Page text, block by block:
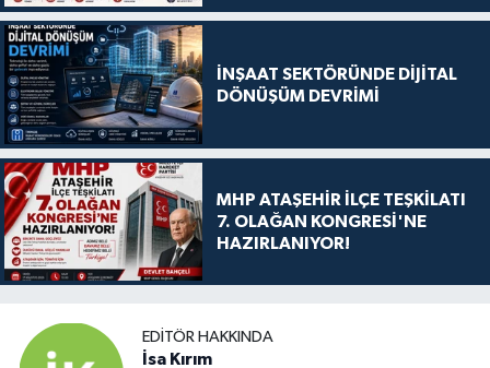
İNŞAAT SEKTÖRÜNDE DİJİTAL
DÖNÜŞÜM DEVRİMİ
MHP ATAŞEHİR İLÇE TEŞKİLATI
7. OLAĞAN KONGRESİ'NE
HAZIRLANIYOR!
EDITÖR HAKKINDA
İsa Kırım